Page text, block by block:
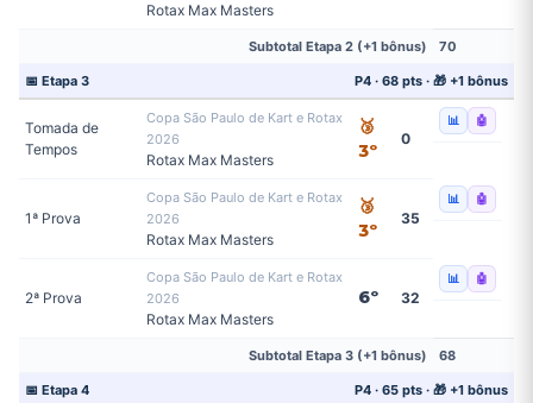
Rotax Max Masters
Subtotal Etapa 2 (+1 bônus) 70
📅 Etapa 3 P4 · 68 pts · 🎁 +1 bônus
Tomada de
Tempos
Copa São Paulo de Kart e Rotax
2026
Rotax Max Masters
🥉
3º
0
📊 🤖
1ª Prova
Copa São Paulo de Kart e Rotax
2026
Rotax Max Masters
🥉
3º
35
📊 🤖
2ª Prova
Copa São Paulo de Kart e Rotax
2026
Rotax Max Masters
6º 32
📊 🤖
Subtotal Etapa 3 (+1 bônus) 68
📅 Etapa 4 P4 · 65 pts · 🎁 +1 bônus